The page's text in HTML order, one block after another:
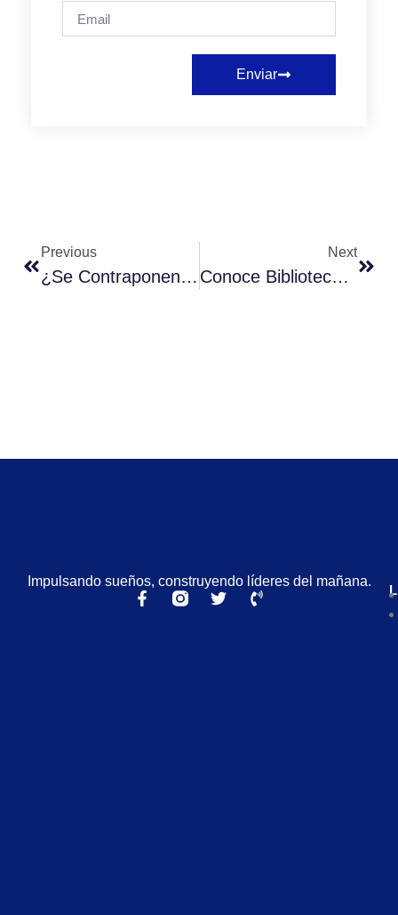
Enviar
Previous
¿Se Contraponen La Economía Y La Religión?
Next
Conoce Biblioteca Digital De Municipalidad De Vitacura. Abierta A Todo Público.
Impulsando sueños, construyendo líderes del mañana.